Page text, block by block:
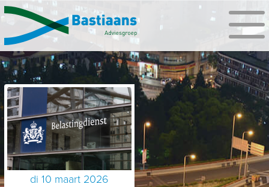
di 10 maart 2026